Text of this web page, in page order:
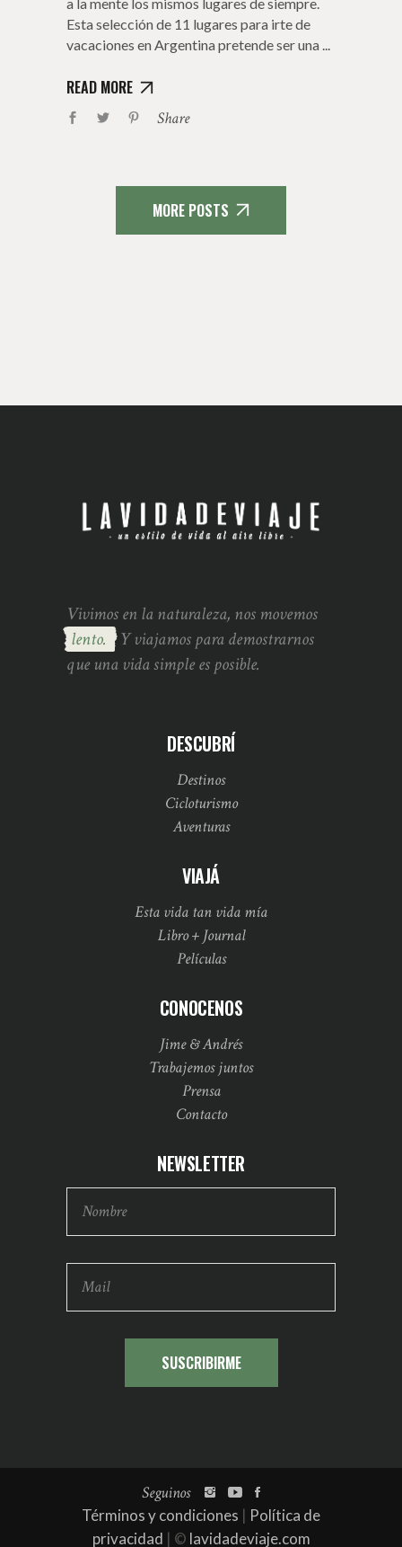
Esta selección de 11 lugares para irte de
vacaciones en Argentina pretende ser una
READ MORE
Share
MORE POSTS
Vivimos en la naturaleza, nos movemos
lento. Y viajamos para demostrarnos
que una vida simple es posible.
DESCUBRÍ
Destinos
Cicloturismo
Aventuras
VIAJÁ
Esta vida tan vida mía
Libro + Journal
Películas
CONOCENOS
Jime & Andrés
Trabajemos juntos
Prensa
Contacto
NEWSLETTER
Seguinos
Términos y condiciones | Política de
privacidad | © lavidadeviaje.com